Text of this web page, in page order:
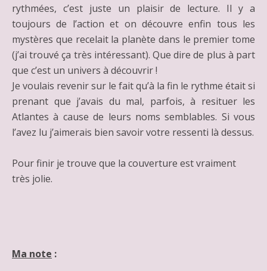
rythmées, c’est juste un plaisir de lecture. Il y a
toujours de l’action et on découvre enfin tous les
mystères que recelait la planète dans le premier tome
(j’ai trouvé ça très intéressant). Que dire de plus à part
que c’est un univers à découvrir !
Je voulais revenir sur le fait qu’à la fin le rythme était si
prenant que j’avais du mal, parfois, à resituer les
Atlantes à cause de leurs noms semblables. Si vous
l’avez lu j’aimerais bien savoir votre ressenti là dessus.
Pour finir je trouve que la couverture est vraiment
très jolie.
Ma note :